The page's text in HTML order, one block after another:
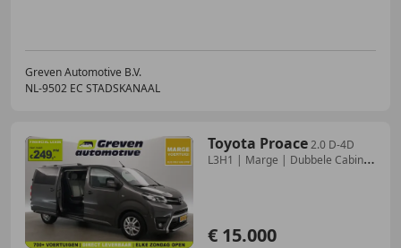
Greven Automotive B.V.
NL-9502 EC STADSKANAAL
Toyota Proace2.0 D-4D
L3H1 | Marge | Dubbele Cabine
€ 15.000